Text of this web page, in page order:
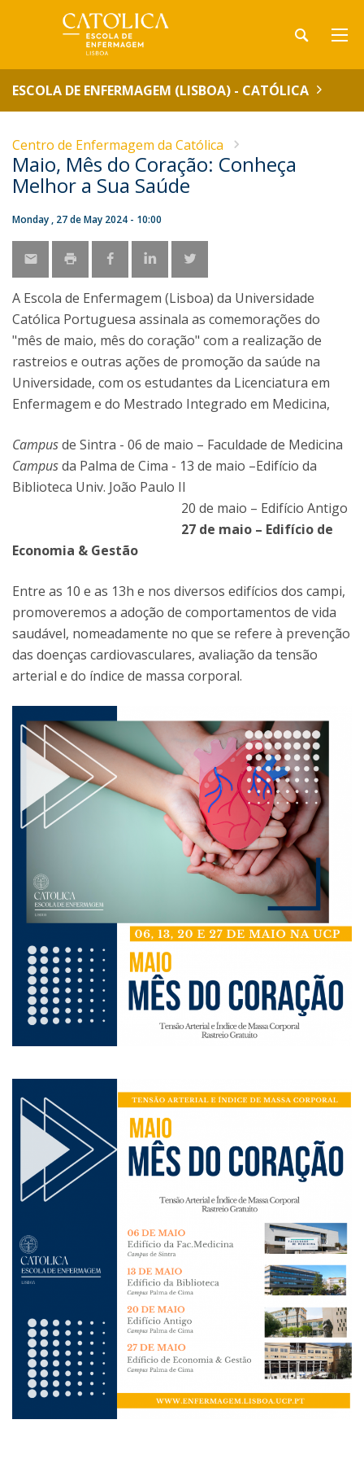
ESCOLA DE ENFERMAGEM (LISBOA) - CATÓLICA
Centro de Enfermagem da Católica
Maio, Mês do Coração: Conheça
Melhor a Sua Saúde
Monday , 27 de May 2024 - 10:00
A Escola de Enfermagem (Lisboa) da Universidade
Católica Portuguesa assinala as comemorações do
"mês de maio, mês do coração" com a realização de
rastreios e outras ações de promoção da saúde na
Universidade, com os estudantes da Licenciatura em
Enfermagem e do Mestrado Integrado em Medicina,
Campusde Sintra - 06 de maio – Faculdade de Medicina
Campusda Palma de Cima - 13 de maio –Edifício da
Biblioteca Univ. João Paulo II
20 de maio – Edifício Antigo
27 de maio – Edifício de
Economia & Gestão
Entre as 10 e as 13h e nos diversos edifícios dos campi,
promoveremos a adoção de comportamentos de vida
saudável, nomeadamente no que se refere à prevenção
das doenças cardiovasculares, avaliação da tensão
arterial e do índice de massa corporal.